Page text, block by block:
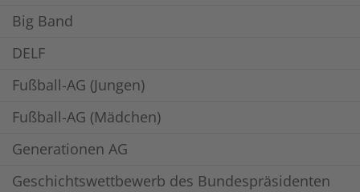
Big Band
DELF
Fußball-AG (Jungen)
Fußball-AG (Mädchen)
Generationen AG
Geschichtswettbewerb des Bundespräsidenten